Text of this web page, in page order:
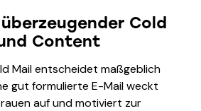
Cold
Content
Mail entscheidet maßgeblich
gut formulierte E-Mail weckt
auf und motiviert zur